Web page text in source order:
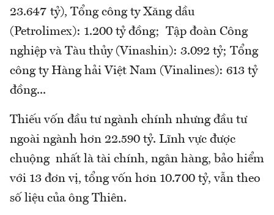
23.647 tỷ), Tổng công ty Xăng dầu
(Petrolimex): 1.200 tỷ đồng; Tập đoàn Công
nghiệp và Tàu thủy (Vinashin): 3.092 tỷ; Tổng
công ty Hàng hải Việt Nam (Vinalines): 613 tỷ
đồng...
Thiếu vốn đầu tư ngành chính nhưng đầu tư
ngoài ngành hơn 22.590 tỷ. Lĩnh vực được
chuộng nhất là tài chính, ngân hàng, bảo hiểm
với 13 đơn vị, tổng vốn hơn 10.700 tỷ, vẫn theo
số liệu của ông Thiên.